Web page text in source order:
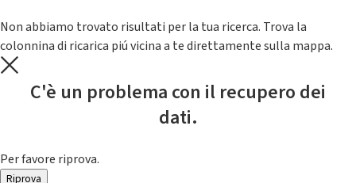
Non abbiamo trovato risultati per la tua ricerca. Trova la
colonnina di ricarica piú vicina a te direttamente sulla mappa.
C'è un problema con il recupero dei
dati.
Per favore riprova.
Riprova